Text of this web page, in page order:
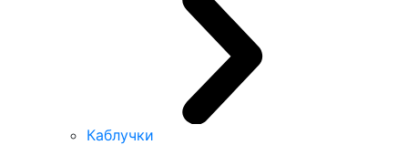
Каблучки